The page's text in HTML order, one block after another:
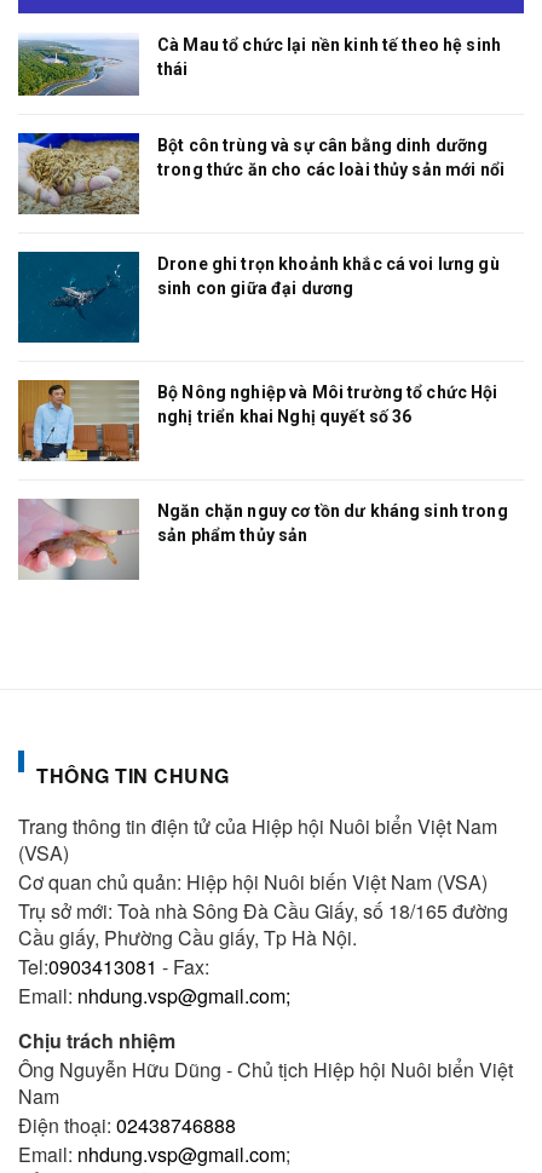
Cà Mau tổ chức lại nền kinh tế theo hệ sinh
thái
Bột côn trùng và sự cân bằng dinh dưỡng
trong thức ăn cho các loài thủy sản mới nổi
Drone ghi trọn khoảnh khắc cá voi lưng gù
sinh con giữa đại dương
Bộ Nông nghiệp và Môi trường tổ chức Hội
nghị triển khai Nghị quyết số 36
Ngăn chặn nguy cơ tồn dư kháng sinh trong
sản phẩm thủy sản
THÔNG TIN CHUNG
Trang thông tin điện tử của Hiệp hội Nuôi biển Việt Nam
(VSA)
Cơ quan chủ quản: Hiệp hội Nuôi biến Việt Nam (VSA)
Trụ sở mới: Toà nhà Sông Đà Cầu Giấy, số 18/165 đường
Cầu giấy, Phường Cầu giấy, Tp Hà Nội.
Tel:0903413081 - Fax:
Email: nhdung.vsp@gmail.com;
Chịu trách nhiệm
Ông Nguyễn Hữu Dũng - Chủ tịch Hiệp hội Nuôi biển Việt
Nam
Điện thoại: 02438746888
Email: nhdung.vsp@gmail.com;